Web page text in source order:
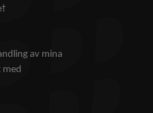
av mina
med